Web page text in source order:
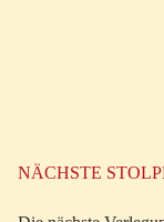
NÄCHSTE